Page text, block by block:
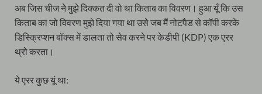
अब जिस चीज ने मुझे दिक्कत दी वो था किताब का विवरण। हुआ यूँ कि उस
किताब का जो विवरण मुझे दिया गया था उसे जब मैं नोटपैड से कॉपी करके
डिस्क्रिप्शन बॉक्स में डालता तो सेव करने पर केडीपी (KDP) एक एरर
थ्रो करता।
ये एरर कुछ यूं था: